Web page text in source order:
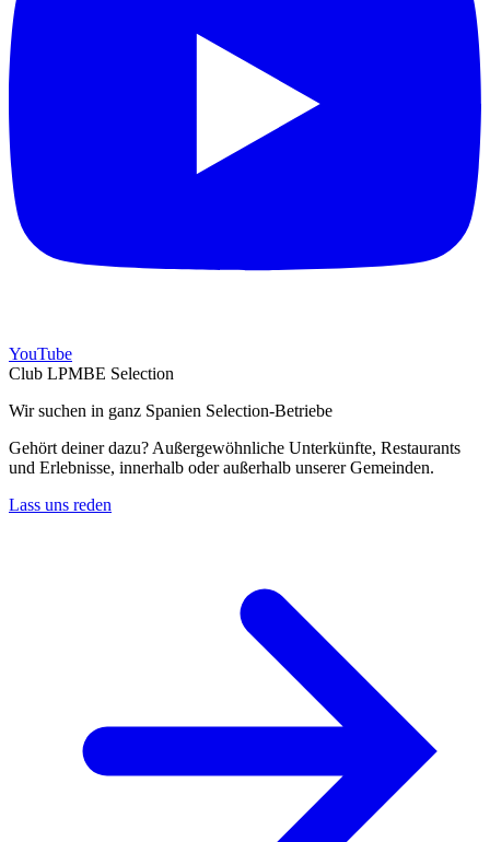
YouTube
Club LPMBE Selection
Wir suchen in ganz Spanien Selection-Betriebe
Gehört deiner dazu? Außergewöhnliche Unterkünfte, Restaurants
und Erlebnisse, innerhalb oder außerhalb unserer Gemeinden.
Lass uns reden